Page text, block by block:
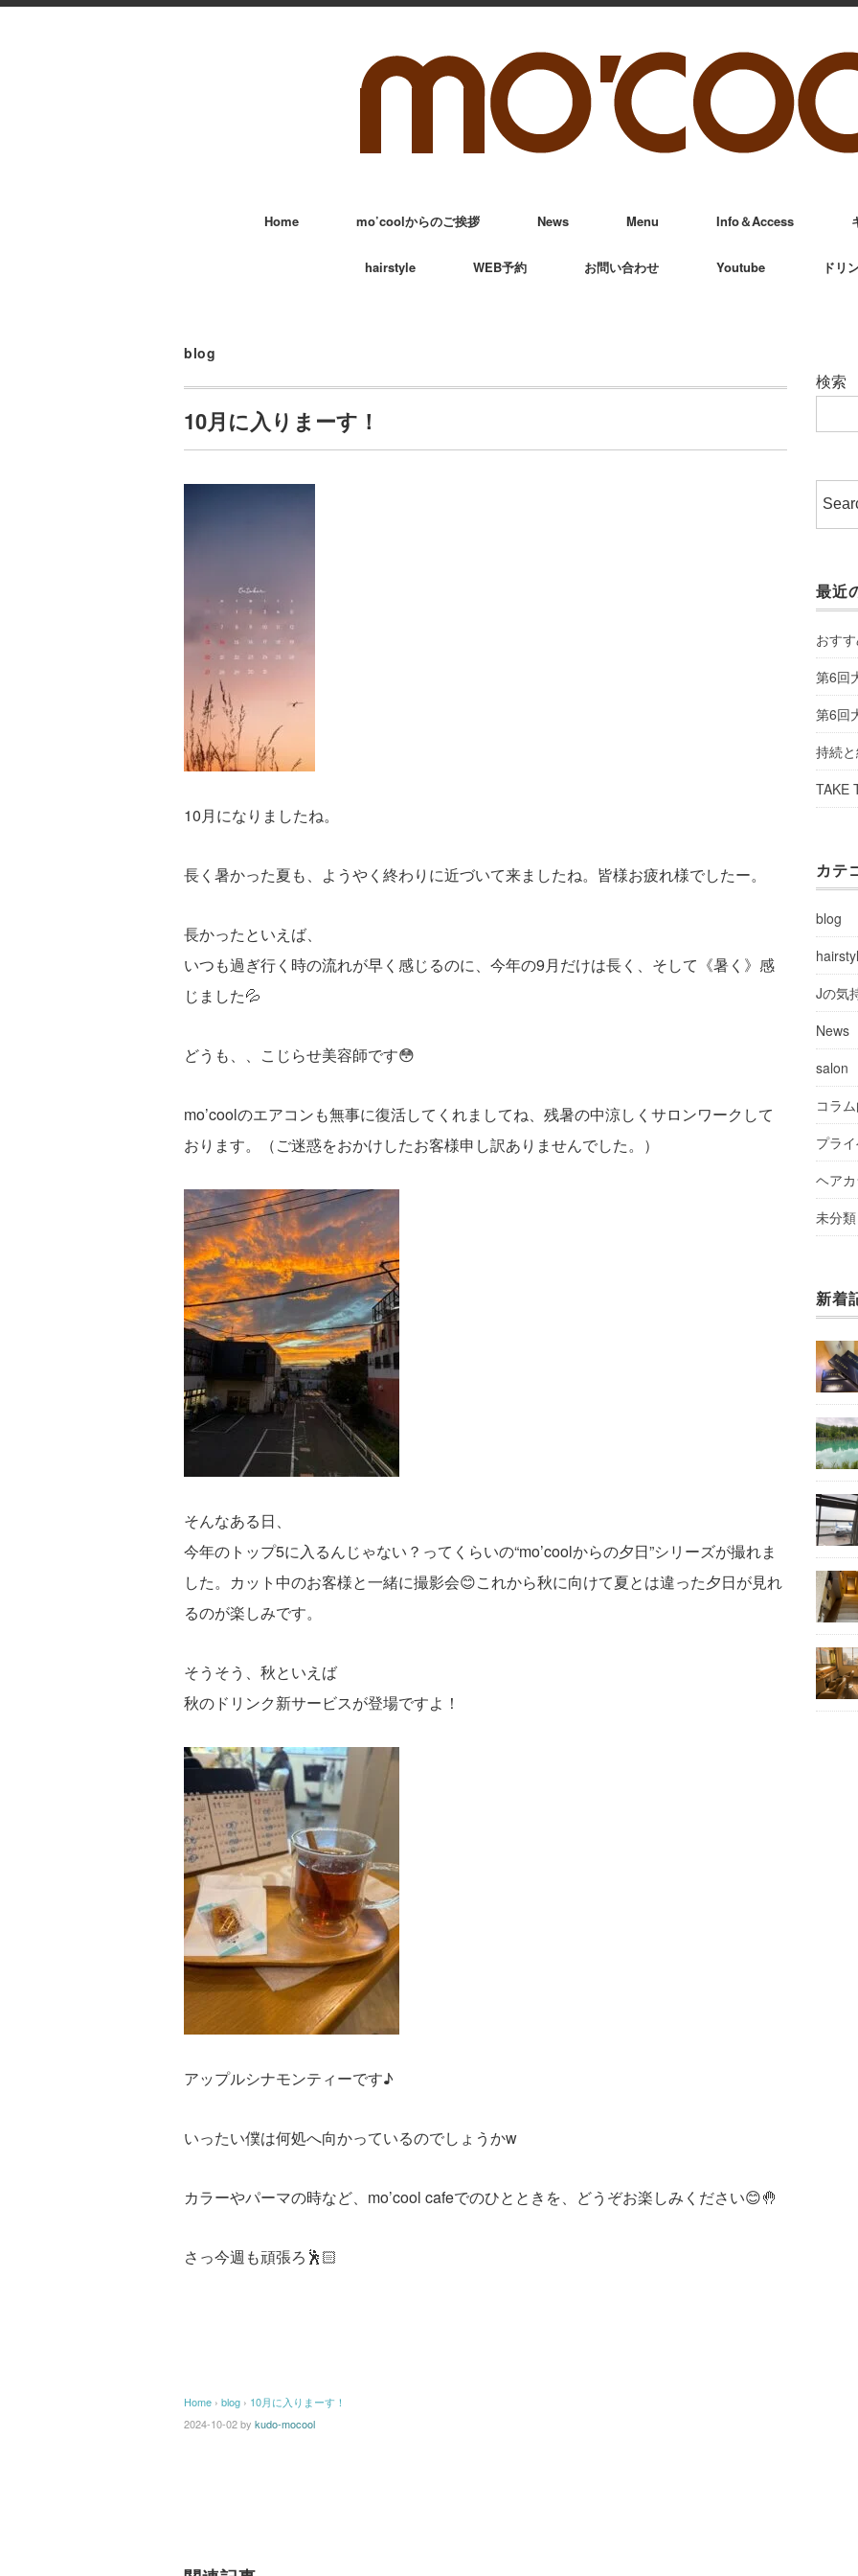
Home mo’coolからのご挨拶 News Menu Info＆Access
hairstyle WEB予約 お問い合わせ Youtube ドリ
blog
10月に入りまーす！
10月になりましたね。
長く暑かった夏も、ようやく終わりに近づいて来ましたね。皆様お疲れ様でしたー。
長かったといえば、
いつも過ぎ行く時の流れが早く感じるのに、今年の9月だけは長く、そして《暑く》感
じました💦
どうも、、こじらせ美容師です😳
mo’coolのエアコンも無事に復活してくれましてね、残暑の中涼しくサロンワークして
おります。（ご迷惑をおかけしたお客様申し訳ありませんでした。）
そんなある日、
今年のトップ5に入るんじゃない？ってくらいの“mo’coolからの夕日”シリーズが撮れま
した。カット中のお客様と一緒に撮影会😊これから秋に向けて夏とは違った夕日が見れ
るのが楽しみです。
そうそう、秋といえば
秋のドリンク新サービスが登場ですよ！
アップルシナモンティーです♪
いったい僕は何処へ向かっているのでしょうかw
カラーやパーマの時など、mo’cool cafeでのひとときを、どうぞお楽しみください😊🤚
さっ今週も頑張ろ🕺🏻
Home › blog › 10月に入りまーす！
2024-10-02by kudo-mocool
検索
最近
おす
第6回
第6回
持続
TAKE
カテ
blog
Jの気
News
salon
コラ
プラ
ヘア
未分類
新着